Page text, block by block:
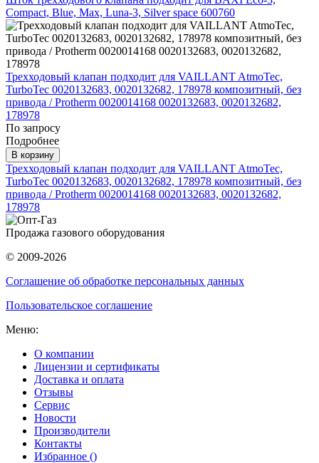
Compact, Blue, Max, Luna-3, Silver space 600760
Трехходовый клапан подходит для VAILLANT AtmoTec,
TurboTec 0020132683, 0020132682, 178978 композитный, без
привода / Protherm 0020014168 0020132683, 0020132682,
178978
По запросу
Подробнее
В корзину
Трехходовый клапан подходит для VAILLANT AtmoTec,
TurboTec 0020132683, 0020132682, 178978 композитный, без
привода / Protherm 0020014168 0020132683, 0020132682,
178978
Продажа газового оборудования
© 2009-2026
Соглашение об обработке персональных данных
Пользовательское соглашение
Меню:
О компании
Лицензии и сертификаты
Доставка и оплата
Отзывы
Сервис
Новости
Производители
Контакты
Избранное ()